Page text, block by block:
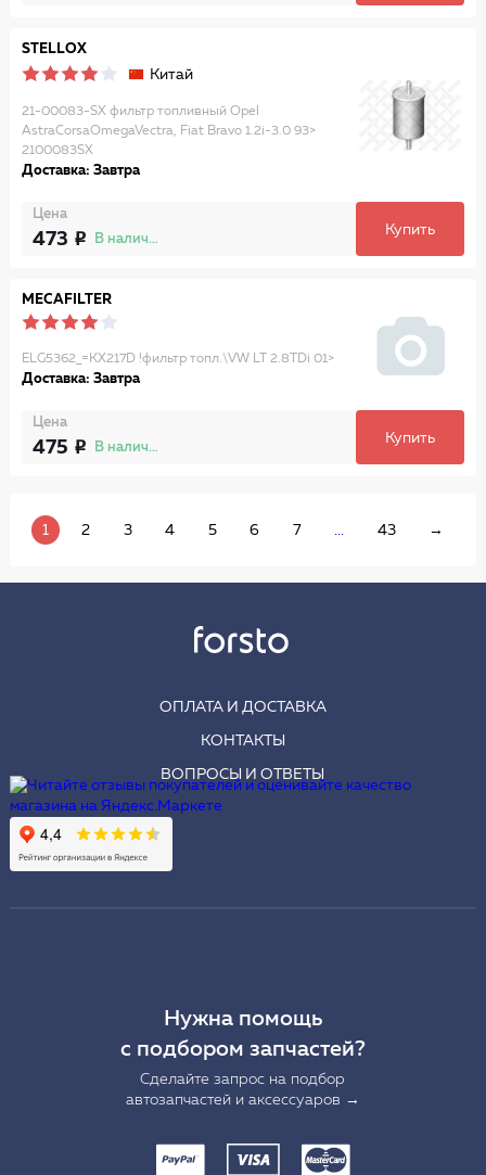
STELLOX
Китай
21-00083-SX фильтр топливный Opel
AstraCorsaOmegaVectra, Fiat Bravo 1.2i-3.0 93>
2100083SX
Доставка: Завтра
Цена
473 В наличии
Купить
MECAFILTER
ELG5362_=KX217D !фильтр топл.\VW LT 2.8TDi 01>
Доставка: Завтра
Цена
475 В наличии
Купить
1 2 3 4 5 6 7 ... 43 →
ОПЛАТА И ДОСТАВКА
КОНТАКТЫ
ВОПРОСЫ И ОТВЕТЫ
Нужна помощь
с подбором запчастей?
Сделайте запрос на подбор
автозапчастей и аксессуаров →